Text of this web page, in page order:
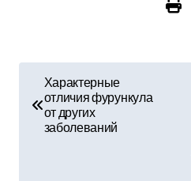
Характерные
отличия фурункула
от других
заболеваний